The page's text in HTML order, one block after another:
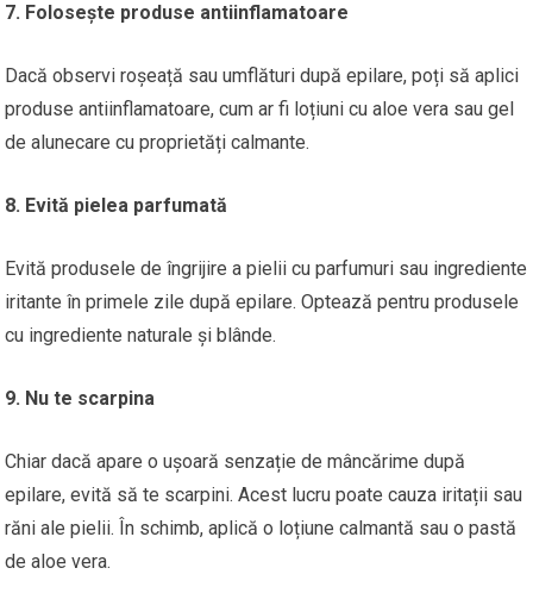
7. Folosește produse antiinflamatoare
Dacă observi roșeață sau umflături după epilare, poți să aplici
produse antiinflamatoare, cum ar fi loțiuni cu aloe vera sau gel
de alunecare cu proprietăți calmante.
8. Evită pielea parfumată
Evită produsele de îngrijire a pielii cu parfumuri sau ingrediente
iritante în primele zile după epilare. Optează pentru produsele
cu ingrediente naturale și blânde.
9. Nu te scarpina
Chiar dacă apare o ușoară senzație de mâncărime după
epilare, evită să te scarpini. Acest lucru poate cauza iritații sau
răni ale pielii. În schimb, aplică o loțiune calmantă sau o pastă
de aloe vera.